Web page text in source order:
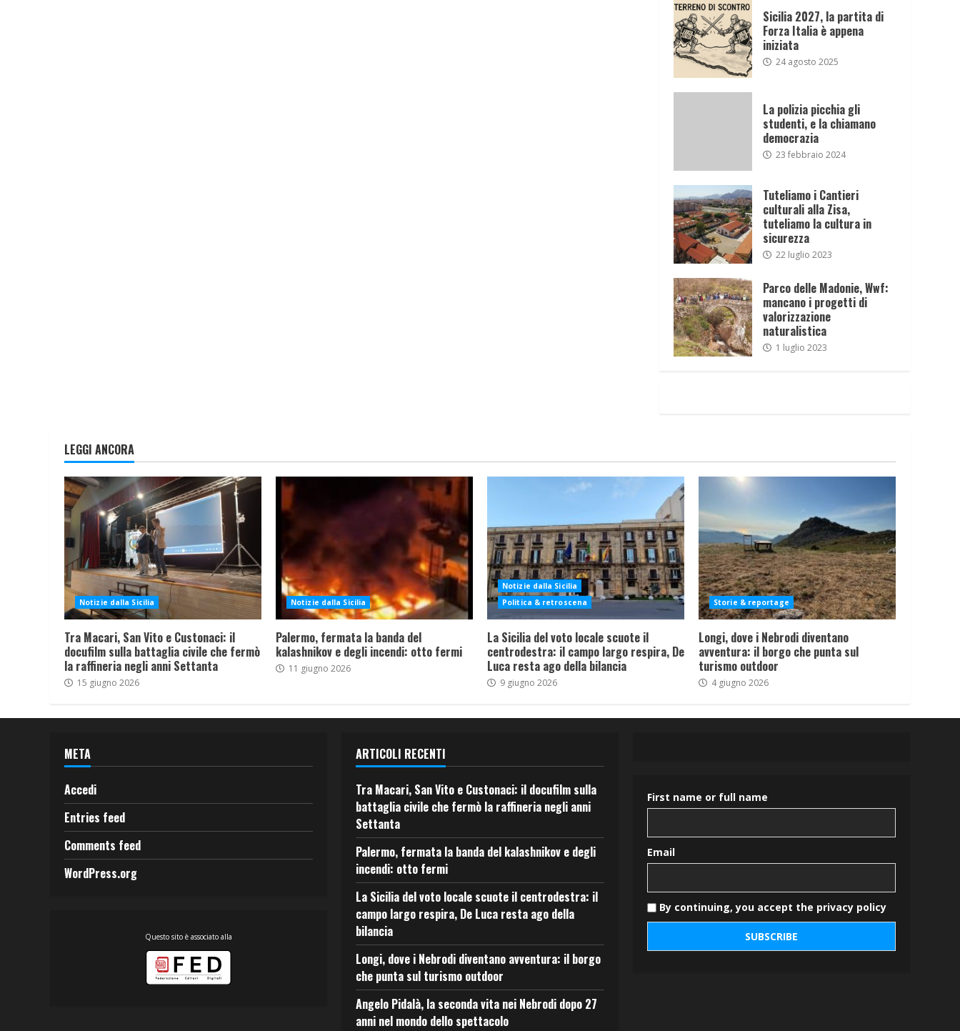
Sicilia 2027, la partita di
Forza Italia è appena
iniziata
24 agosto 2025
La polizia picchia gli
studenti, e la chiamano
democrazia
23 febbraio 2024
Tuteliamo i Cantieri
culturali alla Zisa,
tuteliamo la cultura in
sicurezza
22 luglio 2023
Parco delle Madonie, Wwf:
mancano i progetti di
valorizzazione
naturalistica
1 luglio 2023
LEGGI ANCORA
Notizie dalla Sicilia
Tra Macari, San Vito e Custonaci: il
docufilm sulla battaglia civile che fermò
la raffineria negli anni Settanta
15 giugno 2026
Notizie dalla Sicilia
Palermo, fermata la banda del
kalashnikov e degli incendi: otto fermi
11 giugno 2026
Notizie dalla Sicilia
Politica & retroscena
La Sicilia del voto locale scuote il
centrodestra: il campo largo respira, De
Luca resta ago della bilancia
9 giugno 2026
Storie & reportage
Longi, dove i Nebrodi diventano
avventura: il borgo che punta sul
turismo outdoor
4 giugno 2026
META
Accedi
Entries feed
Comments feed
WordPress.org
Questo sito è associato alla
ARTICOLI RECENTI
Tra Macari, San Vito e Custonaci: il docufilm sulla
battaglia civile che fermò la raffineria negli anni
Settanta
Palermo, fermata la banda del kalashnikov e degli
incendi: otto fermi
La Sicilia del voto locale scuote il centrodestra: il
campo largo respira, De Luca resta ago della
bilancia
Longi, dove i Nebrodi diventano avventura: il borgo
che punta sul turismo outdoor
Angelo Pidalà, la seconda vita nei Nebrodi dopo 27
anni nel mondo dello spettacolo
First name or full name
Email
By continuing, you accept the privacy policy